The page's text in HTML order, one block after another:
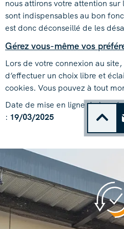
nous attirons votre attention
sont indispensables au bon
est donc déconseillé de les
Gérez vous-même vos
Lors de votre connexion au
d’effectuer un choix libre et
cookies. Vous pouvez à tout
Date de mise en ligne de la
: 19/03/2025